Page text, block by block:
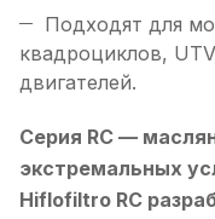
Подходят для
квадроциклов,
двигателей.
Серия RC —
экстремальных
Hiflofiltro RC